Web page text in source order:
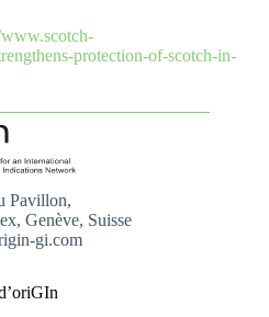
protection-of-scotch-in-
Pavillon,
Genève, Suisse
gi.com